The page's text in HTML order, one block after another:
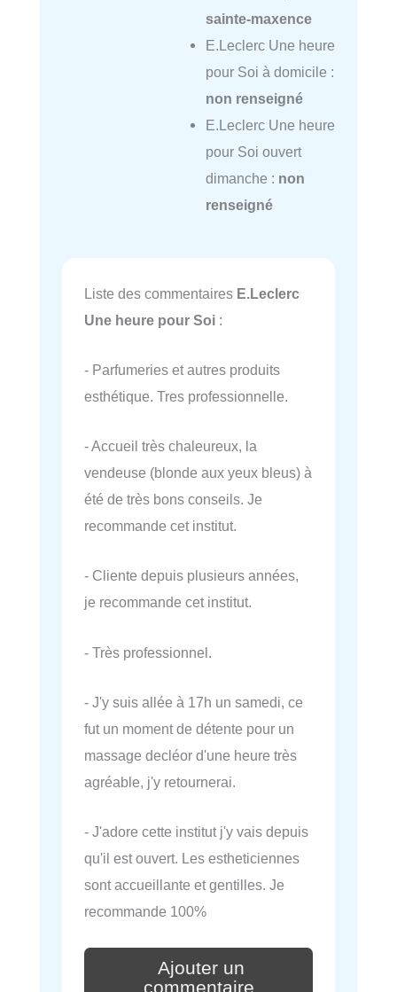
sainte-maxence
E.Leclerc Une heure
pour Soi à domicile :
non renseigné
E.Leclerc Une heure
pour Soi ouvert
dimanche : non
renseigné
Liste des commentaires E.Leclerc
Une heure pour Soi :
- Parfumeries et autres produits
esthétique. Tres professionnelle.
- Accueil très chaleureux, la
vendeuse (blonde aux yeux bleus) à
été de très bons conseils. Je
recommande cet institut.
- Cliente depuis plusieurs années,
je recommande cet institut.
- Très professionnel.
- J'y suis allée à 17h un samedi, ce
fut un moment de détente pour un
massage decléor d'une heure très
agréable, j'y retournerai.
- J'adore cette institut j'y vais depuis
qu'il est ouvert. Les estheticiennes
sont accueillante et gentilles. Je
recommande 100%
Ajouter un
commentaire